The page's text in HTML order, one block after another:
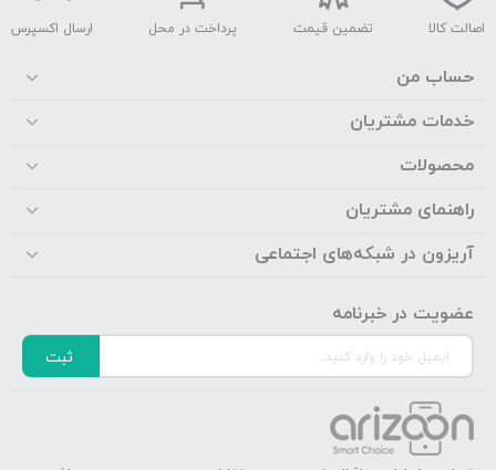
اصالت کالا تضمین قیمت پرداخت در محل ارسال اکسپرس
حساب من
خدمات مشتریان
محصولات
راهنمای مشتریان
آریزون در شبکه‌های اجتماعی
عضویت در خبرنامه
ثبت